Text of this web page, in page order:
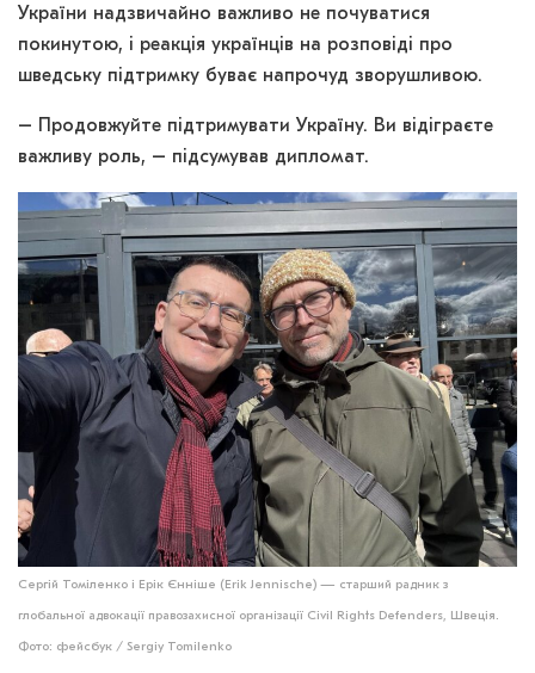
України надзвичайно важливо не почуватися
покинутою, і реакція українців на розповіді про
шведську підтримку буває напрочуд зворушливою.
– Продовжуйте підтримувати Україну. Ви відіграєте
важливу роль, – підсумував дипломат.
Сергій Томіленко і Ерік Єнніше (Erik Jennische) — старший радник з
глобальної адвокації правозахисної організації Civil Rights Defenders, Швеція.
Фото: фейсбук / Sergiy Tomilenko